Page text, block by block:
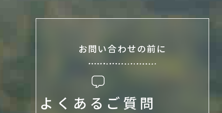
お問い合わせの前に
よくあるご質問